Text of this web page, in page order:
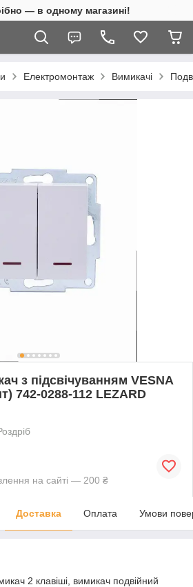
— в одному магазині!
Електромонтаж Вимикачі
з підсвічуванням VESNA
742-0288-112 LEZARD
на сайті — 200 ₴
Доставка Оплата Умови
2 клавіші, вимикач подвійний